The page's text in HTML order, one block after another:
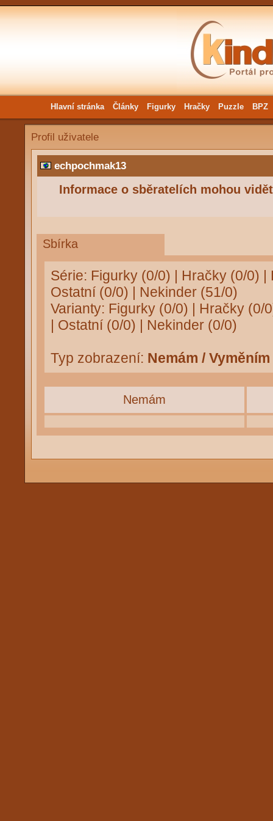
Hlavní stránka Články Figurky Hračky Puzzle BPZ
Profil uživatele
echpochmak13
Informace o sběratelích mohou
Sbírka
Série: Figurky (0/0) | Hračky (0/0) |
Ostatní (0/0) | Nekinder (51/0)
Varianty: Figurky (0/0) | Hračky (0/
| Ostatní (0/0) | Nekinder (0/0)
Typ zobrazení: Nemám / Vyměním
Nemám